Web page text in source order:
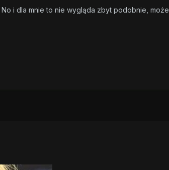
i dla mnie to nie wygląda zbyt podobnie, może